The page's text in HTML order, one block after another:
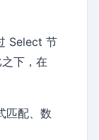
Select 节
下，在
匹配、数